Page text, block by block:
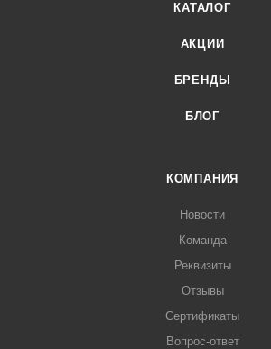
КАТАЛОГ
АКЦИИ
БРЕНДЫ
БЛОГ
КОМПАНИЯ
Новости
Команда
Реквизиты
Отзывы
Сертификаты
Вопрос-ответ